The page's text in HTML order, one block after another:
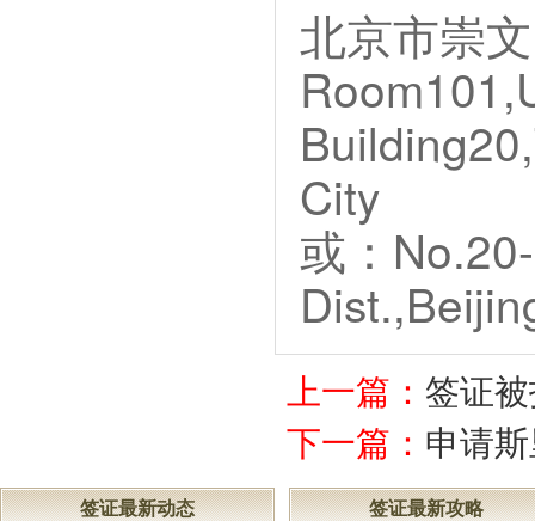
北京市崇
City
或：
上一篇： 签证
下一篇： 申请
签证最新动态 签证最新攻略